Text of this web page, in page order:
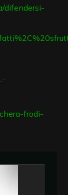
difendersi-
frodi-